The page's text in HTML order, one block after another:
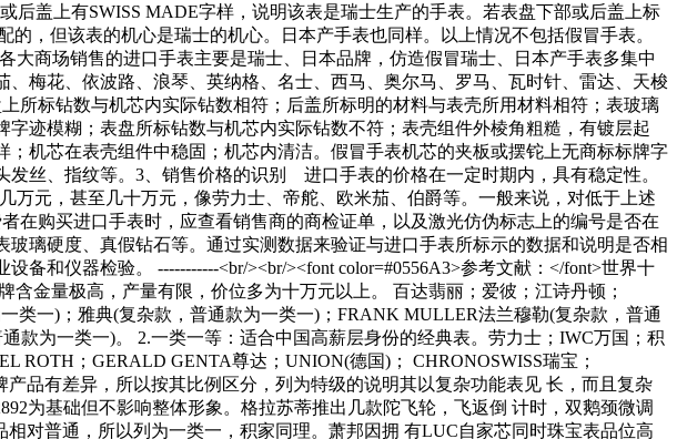
盖上有SWISS MADE字样，说明该表是瑞士生产的手表。若表盘下部或后盖上标
，但该表的机心是瑞士的机心。日本产手表也同样。以上情况不包括假冒手表。
商场销售的进口手表主要是瑞士、日本品牌，仿造假冒瑞士、日本产手表多集中
梅花、依波路、浪琴、英纳格、名士、西马、奥尔马、罗马、瓦时针、雷达、天梭
标钻数与机芯内实际钻数相符；后盖所标明的材料与表壳所用材料相符；表玻璃
迹模糊；表盘所标钻数与机芯内实际钻数不符；表壳组件外棱角粗糙，有镀层起
芯在表壳组件中稳固；机芯内清洁。假冒手表机芯的夹板或摆铊上无商标标牌字
丝、指纹等。3、销售价格的识别 进口手表的价格在一定时期内，具有稳定性。
万元，甚至几十万元，像劳力士、帝舵、欧米茄、伯爵等。一般来说，对低于上述
购买进口手表时，应查看销售商的商检证单，以及激光仿伪标志上的编号是否在
璃硬度、真假钻石等。通过实测数据来验证与进口手表所标示的数据和说明是否相
和仪器检验。 -----------<br/><br/><font color=#0556A3>参考文献：</font>世界十
金量极高，产量有限，价位多为十万元以上。 百达翡丽；爱彼；江诗丹顿；
类一)；雅典(复杂款，普通款为一类一)；FRANK MULLER法兰穆勒(复杂款，普通
款为一类一)。 2.一类一等：适合中国高薪层身份的经典表。劳力士；IWC万国；积
；GERALD GENTA尊达；UNION(德国)； CHRONOSWISS瑞宝；
品有差异，所以按其比例区分，列为特级的说明其以复杂功能表见 长，而且复杂
为基础但不影响整体形象。格拉苏蒂推出几款陀飞轮，飞返倒 计时，双鹅颈微调
对普通，所以列为一类一，积家同理。萧邦因拥 有LUC自家芯同时珠宝表品位高